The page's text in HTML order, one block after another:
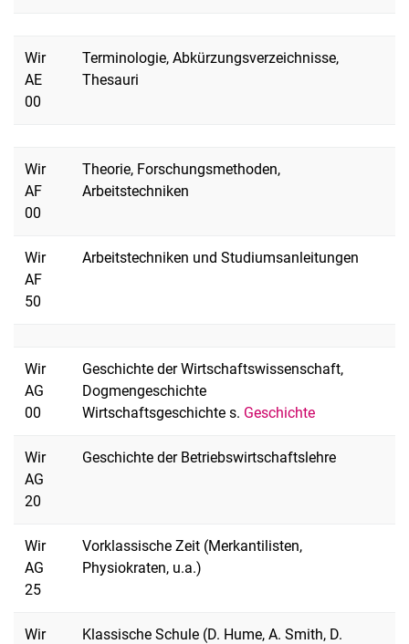
Wir
AE
00
Terminologie, Abkürzungsverzeichnisse,
Thesauri
Wir
AF
00
Theorie, Forschungsmethoden,
Arbeitstechniken
Wir
AF
50
Arbeitstechniken und Studiumsanleitungen
Wir
AG
00
Geschichte der Wirtschaftswissenschaft,
Dogmengeschichte
Wirtschaftsgeschichte s. Geschichte
Wir
AG
20
Geschichte der Betriebswirtschaftslehre
Wir
AG
25
Vorklassische Zeit (Merkantilisten,
Physiokraten, u.a.)
Wir
Klassische Schule (D. Hume, A. Smith, D.